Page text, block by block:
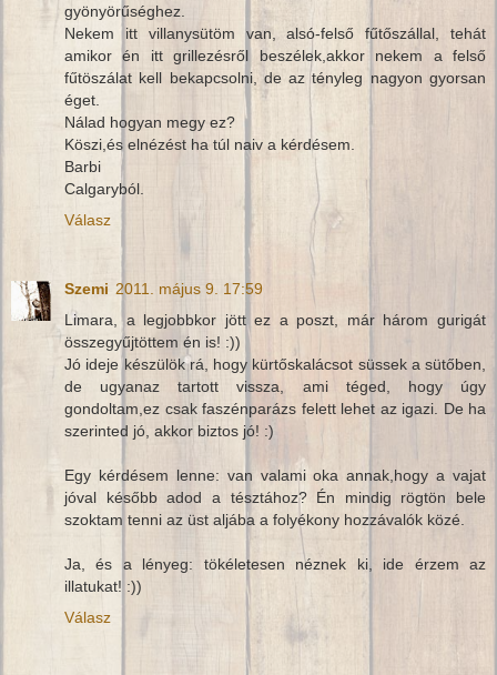
gyönyörűséghez.
Nekem itt villanysütöm van, alsó-felső fűtőszállal, tehát
amikor én itt grillezésről beszélek,akkor nekem a felső
fűtöszálat kell bekapcsolni, de az tényleg nagyon gyorsan
éget.
Nálad hogyan megy ez?
Köszi,és elnézést ha túl naiv a kérdésem.
Barbi
Calgaryból.
Válasz
Szemi 2011. május 9. 17:59
Limara, a legjobbkor jött ez a poszt, már három gurigát
összegyűjtöttem én is! :))
Jó ideje készülök rá, hogy kürtőskalácsot süssek a sütőben,
de ugyanaz tartott vissza, ami téged, hogy úgy
gondoltam,ez csak faszénparázs felett lehet az igazi. De ha
szerinted jó, akkor biztos jó! :)
Egy kérdésem lenne: van valami oka annak,hogy a vajat
jóval később adod a tésztához? Én mindig rögtön bele
szoktam tenni az üst aljába a folyékony hozzávalók közé.
Ja, és a lényeg: tökéletesen néznek ki, ide érzem az
illatukat! :))
Válasz